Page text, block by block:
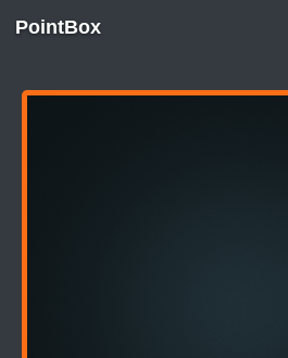
PointBox